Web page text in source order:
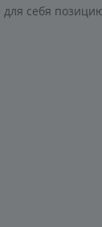
для себя